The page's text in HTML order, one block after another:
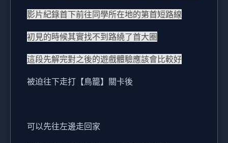
影片紀錄首下前往同學所在地的第首短路線
初見的時候其實找不到路繞了首大圈
這段先解完對之後的遊戲體驗應該會比較好
被迫往下走打【鳥籠】關卡後
可以先往左邊走回家